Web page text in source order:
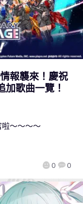
報襲來！慶祝
歌曲一覽！
0 0
～～～～